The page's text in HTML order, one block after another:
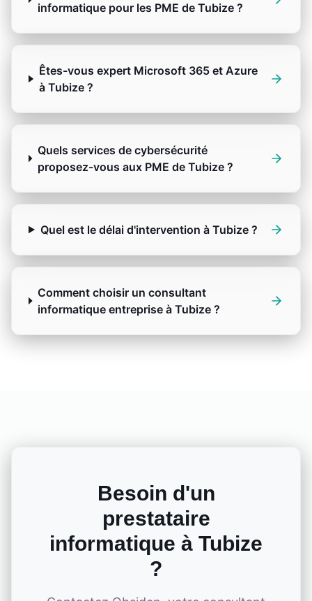
informatique pour les PME de Tubize ?
Êtes-vous expert Microsoft 365 et Azure
à Tubize ?
Quels services de cybersécurité
proposez-vous aux PME de Tubize ?
Quel est le délai d'intervention à Tubize ?
Comment choisir un consultant
informatique entreprise à Tubize ?
Besoin d'un
prestataire
informatique à Tubize
?